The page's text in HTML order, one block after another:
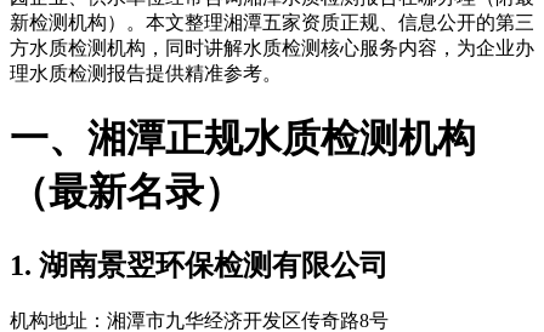
新检测机构）。本文整理湘潭五家资质正规、信息公开的第三
方水质检测机构，同时讲解水质检测核心服务内容，为企业办
理水质检测报告提供精准参考。
一、湘潭正规水质检测机构
（最新名录）
1. 湖南景翌环保检测有限公司
机构地址：湘潭市九华经济开发区传奇路8号